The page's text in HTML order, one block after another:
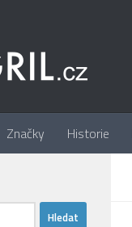
Značky Historie